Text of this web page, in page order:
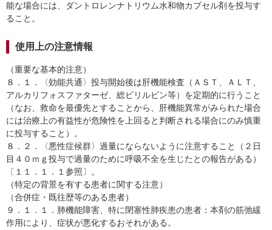
能な場合には、ダントロレンナトリウム水和物カプセル剤を投与す
ること。
使用上の注意情報
（重要な基本的注意）
８．１．〈効能共通〉投与開始後は肝機能検査（ＡＳＴ、ＡＬＴ、
アルカリフォスファターゼ、総ビリルビン等）を定期的に行うこと
（なお、救命を最優先とすることから、肝機能異常がみられた場合
には治療上の有益性が危険性を上回ると判断される場合にのみ慎重
に投与すること）。
８．２．〈悪性症候群〉過量にならないように注意すること（２日
目４０ｍｇ投与で過量のために呼吸不全を生じたとの報告がある）
〔１１．１．１参照〕。
（特定の背景を有する患者に関する注意）
（合併症・既往歴等のある患者）
９．１．１．肺機能障害、特に閉塞性肺疾患の患者：本剤の筋弛緩
作用により、症状が悪化するおそれがある。